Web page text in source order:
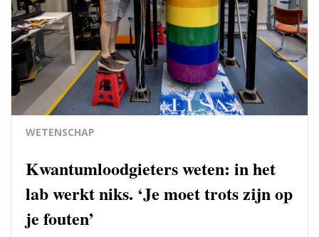
WETENSCHAP
Kwantumloodgieters weten: in het
lab werkt niks. ‘Je moet trots zijn op
je fouten’